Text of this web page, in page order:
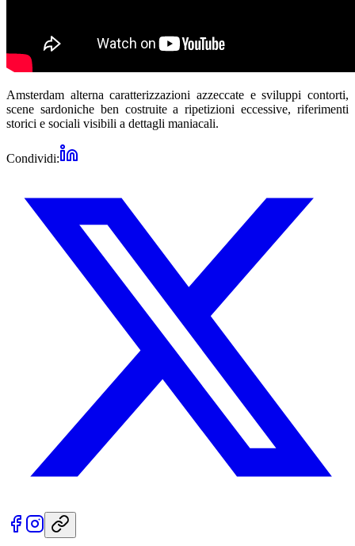
Amsterdam alterna caratterizzazioni azzeccate e sviluppi contorti,
scene sardoniche ben costruite a ripetizioni eccessive, riferimenti
storici e sociali visibili a dettagli maniacali.
Condividi: